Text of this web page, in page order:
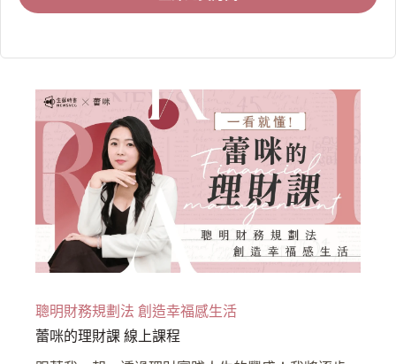
聰明財務規劃法 創造幸福感生活
蕾咪的理財課 線上課程